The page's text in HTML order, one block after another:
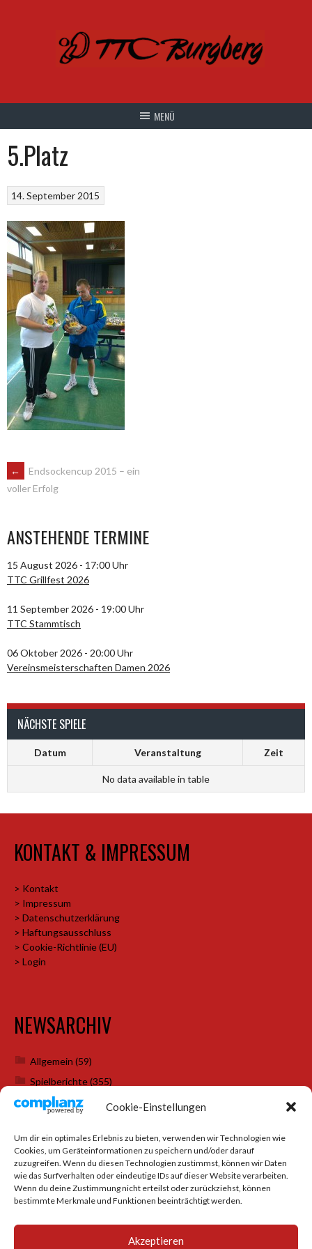
Cookie-Einstellungen
Um dir ein optimales Erlebnis zu bieten, verwenden wir Technologien wie
Cookies, um Geräteinformationen zu speichern und/oder darauf
zuzugreifen. Wenn du diesen Technologien zustimmst, können wir Daten
wie das Surfverhalten oder eindeutige IDs auf dieser Website verarbeiten.
Wenn du deine Zustimmung nicht erteilst oder zurückziehst, können
bestimmte Merkmale und Funktionen beeinträchtigt werden.
Akzeptieren
5.Platz
14. September 2015
ARTIKEL-
←
Endsockencup 2015 – ein
voller Erfolg
ANSTEHENDE TERMINE
15 August 2026 - 17:00 Uhr
TTC Grillfest 2026
11 September 2026 - 19:00 Uhr
TTC Stammtisch
06 Oktober 2026 - 20:00 Uhr
Vereinsmeisterschaften Damen 2026
NÄCHSTE SPIELE
Datum Veranstaltung Zeit
No data available in table
KONTAKT & IMPRESSUM
> Kontakt
> Impressum
> Datenschutzerklärung
> Haftungsausschluss
> Cookie-Richtlinie (EU)
> Login
NEWSARCHIV
Allgemein (59)
Spielberichte(355)
Weihnachtsfeiern(7)
SOCIAL MEDIA